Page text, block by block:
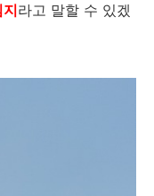
라고 말할 수 있겠